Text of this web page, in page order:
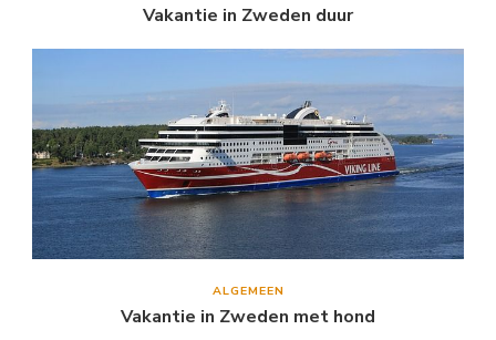
Vakantie in Zweden duur
ALGEMEEN
Vakantie in Zweden met hond